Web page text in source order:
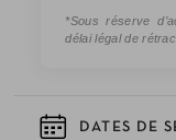
DATES DE
*Sous réserve
délai légal de